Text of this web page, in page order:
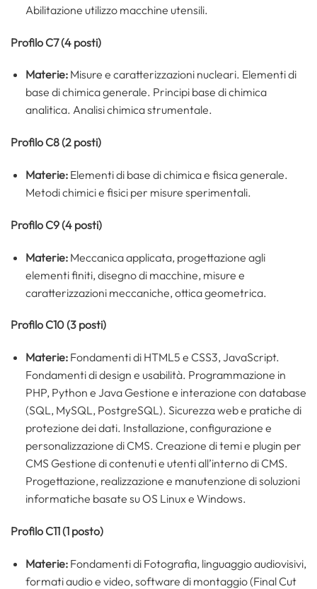
Abilitazione utilizzo macchine utensili.
Profilo C7 (4 posti)
Materie:Misure e caratterizzazioni nucleari. Elementi di
base di chimica generale. Principi base di chimica
analitica. Analisi chimica strumentale.
Profilo C8 (2 posti)
Materie:Elementi di base di chimica e fisica generale.
Metodi chimici e fisici per misure sperimentali.
Profilo C9 (4 posti)
Materie:Meccanica applicata, progettazione agli
elementi finiti, disegno di macchine, misure e
caratterizzazioni meccaniche, ottica geometrica.
Profilo C10 (3 posti)
Materie:Fondamenti di HTML5 e CSS3, JavaScript.
Fondamenti di design e usabilità. Programmazione in
PHP, Python e Java Gestione e interazione con database
(SQL, MySQL, PostgreSQL). Sicurezza web e pratiche di
protezione dei dati. Installazione, configurazione e
personalizzazione di CMS. Creazione di temi e plugin per
CMS Gestione di contenuti e utenti all’interno di CMS.
Progettazione, realizzazione e manutenzione di soluzioni
informatiche basate su OS Linux e Windows.
Profilo C11 (1 posto)
Materie:Fondamenti di Fotografia, linguaggio audiovisivi,
formati audio e video, software di montaggio (Final Cut